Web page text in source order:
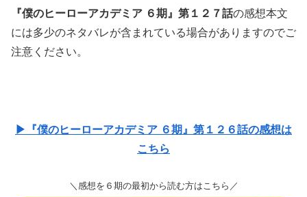
『僕のヒーローアカデミア ６期』第１２７話の感想本文
には多少のネタバレが含まれている場合がありますのでご
注意ください。
▶『僕のヒーローアカデミア ６期』第１２６話の感想は
こちら
＼感想を６期の最初から読む方はこちら／